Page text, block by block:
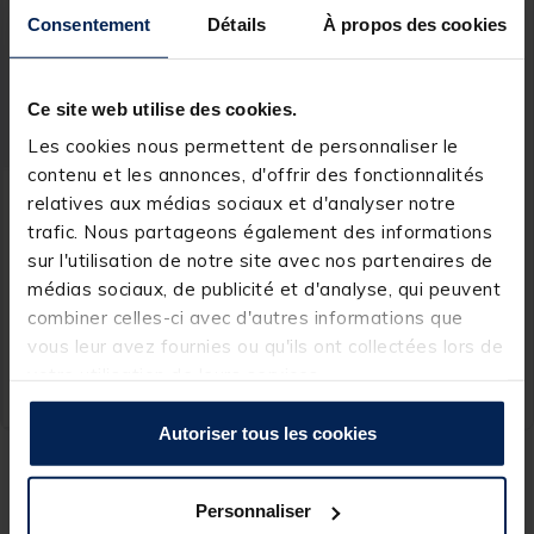
Consentement Détails À propos des cookies
Ce site web utilise des cookies.
Les cookies nous permettent de personnaliser le
contenu et les annonces, d'offrir des fonctionnalités
relatives aux médias sociaux et d'analyser notre
trafic. Nous partageons également des informations
sur l'utilisation de notre site avec nos partenaires de
médias sociaux, de publicité et d'analyse, qui peuvent
combiner celles-ci avec d'autres informations que
vous leur avez fournies ou qu'ils ont collectées lors de
Autoriser tous les cookies
Personnaliser
Pince Loon Outdoors
Rogue Hook Removal
Forceps 14cm
29, Ajouter au panier
Expédition sous 7 jours
Lapince de pêche à la moucheest un accessoire indispensable
comme devant l’étau. Les pêcheurs à la mouche disposent à présent